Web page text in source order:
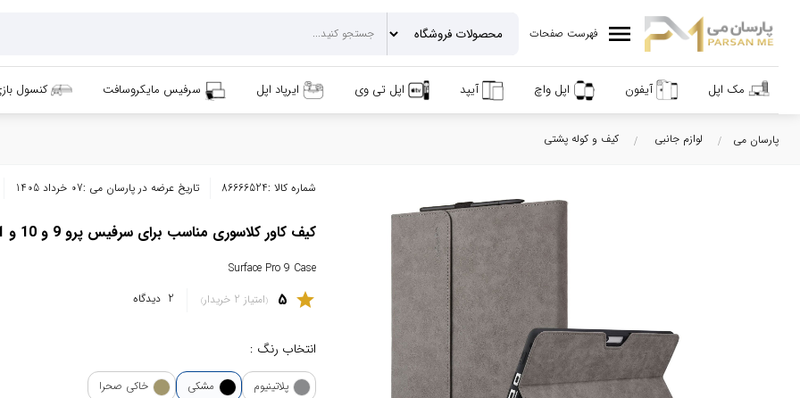
menu فهرست صفحات
مک اپل آیفون اپل واچ آیپد اپل تی وی ایرپاد اپل سرفیس مایکروسافت کنسول
پارسان می لوازم جانبی کیف و کوله پشتی
شماره کالا :86666524 تاریخ عرضه در پارسان می :07 خرداد 1405
کیف کاور کلاسوری مناسب برای سرفیس پرو 9 و 10 و 11
Surface Pro 9 Case
star
5 امتیاز 2 خریدار 2 دیدگاه
انتخاب رنگ :
پلاتینیوم مشکی خاکی صحرا